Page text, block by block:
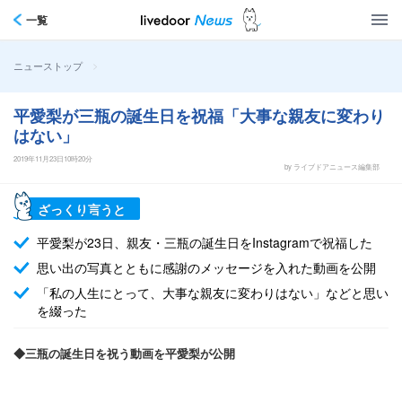
一覧
ニューストップ >
平愛梨が三瓶の誕生日を祝福「大事な親友に変わり
はない」
2019年11月23日10時20分
by ライブドアニュース編集部
ざっくり言うと
平愛梨が23日、親友・三瓶の誕生日をInstagramで祝福した
思い出の写真とともに感謝のメッセージを入れた動画を公開
「私の人生にとって、大事な親友に変わりはない」などと思い
を綴った
◆三瓶の誕生日を祝う動画を平愛梨が公開